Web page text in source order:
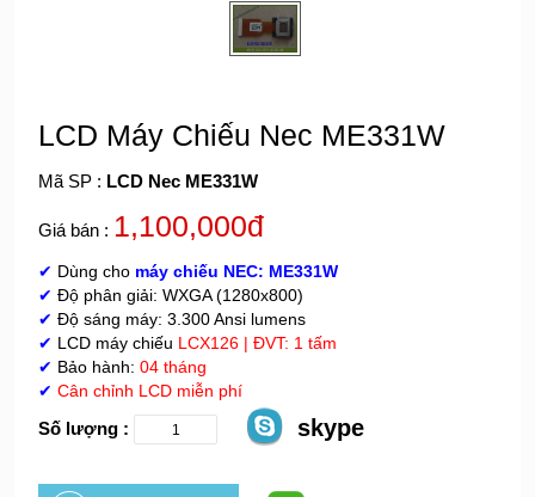
LCD Máy Chiếu Nec ME331W
Mã SP : LCD Nec ME331W
Giá bán : 1,100,000đ
✔ Dùng cho máy chiếu NEC: ME331W
✔ Độ phân giải: WXGA (1280x800)
✔ Độ sáng máy: 3.300 Ansi lumens
✔ LCD máy chiếu LCX126 | ĐVT: 1 tấm
✔ Bảo hành: 04 tháng
✔ Cân chỉnh LCD miễn phí
Số lượng : skype